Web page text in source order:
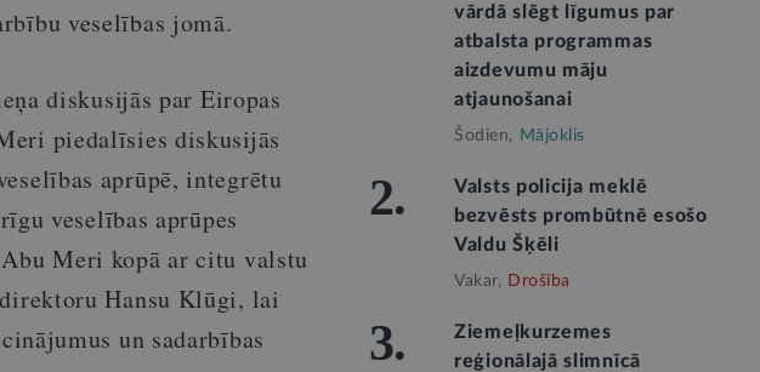
veselības jomā.
diskusijās par Eiropas
piedalīsies diskusijās
aprūpē, integrētu
veselības aprūpes
Meri kopā ar citu valstu
Hansu Klūgi, lai
un sadarbības
vārdā slēgt līgumus par
atbalsta programmas
aizdevumu māju
atjaunošanai
Šodien, Mājoklis
2.
Valsts policija meklē
bezvēsts prombūtnē esošo
Valdu Šķēli
Vakar, Drošība
3.
Ziemeļkurzemes
reģionālajā slimnīcā